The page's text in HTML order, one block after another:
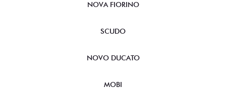
NOVA FIORINO
SCUDO
NOVO DUCATO
MOBI